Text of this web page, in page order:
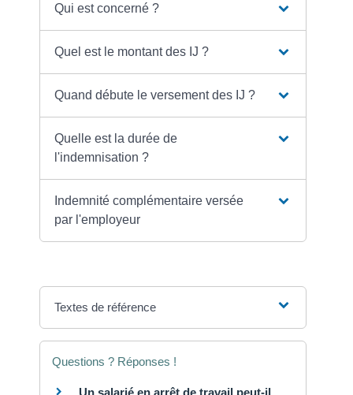
Qui est concerné ?
Quel est le montant des IJ ?
Quand débute le versement des IJ ?
Quelle est la durée de
l'indemnisation ?
Indemnité complémentaire versée
par l'employeur
Textes de référence
Questions ? Réponses !
Un salarié en arrêt de travail peut-il